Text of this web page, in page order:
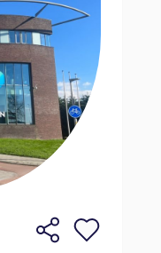
bij
als je
wilt
de
en
tot
team.